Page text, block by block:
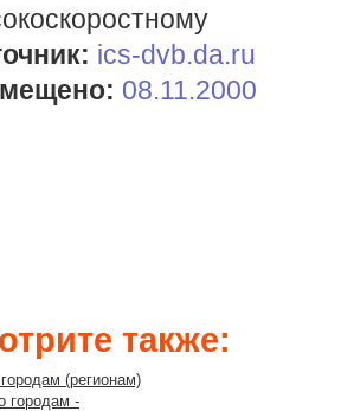
ics-dvb.da.ru
08.11.2000
также:
(регионам)
городам -